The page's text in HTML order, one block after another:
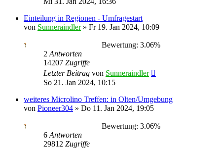
Einteilung in Regionen - Umfragestart
von Sunneraindler» Fr 19. Jan 2024, 10:09
Bewertung: 3.06%
2 Antworten
14207 Zugriffe
Letzter Beitrag von Sunneraindler
So 21. Jan 2024, 10:15
weiteres Microlino Treffen: in Olten/Umgebung
von Pioneer304 » Do 11. Jan 2024, 19:05
Bewertung: 3.06%
6 Antworten
29812 Zugriffe